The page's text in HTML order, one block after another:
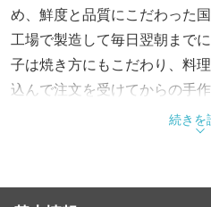
め、鮮度と品質にこだわった
工場で製造して毎日翌朝まで
子は焼き方にもこだわり、料
込んで注文を受けてからの手
き立ての餃子や出来立ての料
ただくことにこだわり続ける
続きを